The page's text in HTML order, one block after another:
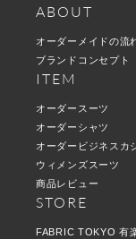
ABOUT
オーダーメイドの流
ブランドコンセプト
ITEM
オーダースーツ
オーダーシャツ
オーダービジネスカ
ウィメンズスーツ
商品レビュー
STORE
FABRIC TOKYO 有